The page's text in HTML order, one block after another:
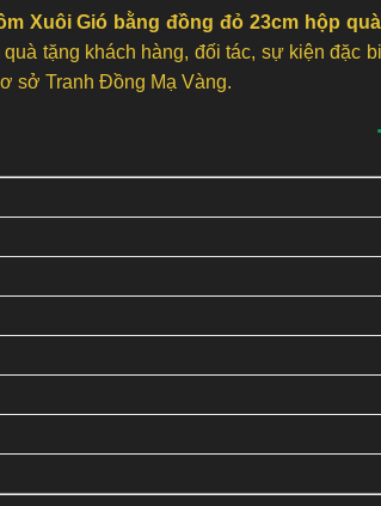
Xuôi Gió bằng đồng đỏ 23cm hộp
tặng khách hàng, đối tác, sự kiện đặc
sở Tranh Đồng Mạ Vàng.